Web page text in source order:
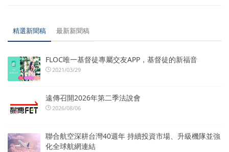
精選新聞稿 最新新聞稿
FLOC唯一基督徒專屬交友APP，基督徒的新福音
2021/03/29
遠傳召開2026年第二季法說會
2026/08/06
聯合航空深耕台灣40週年 持續投資市場、升級機隊並強
化全球航網連結